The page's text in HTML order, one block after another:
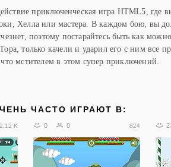
приключенческая игра HTML5, где
Хелла или мастера. В каждом бою, вы
поэтому постарайтесь быть как
только качели и ударил его с ним все
мстителем в этом супер приключений.
ЧАСТО ИГРАЮТ В:
2.12 K 0 0 824